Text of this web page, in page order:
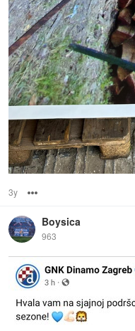
3y
Boysica
963